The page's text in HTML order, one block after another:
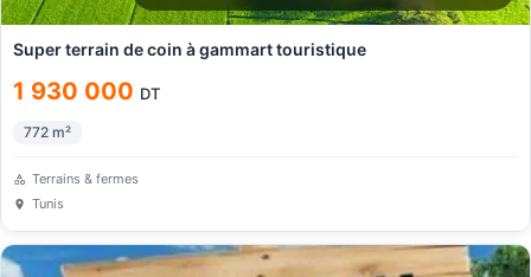
Super terrain de coin à gammart touristique
1 930 000 DT
772 m²
Terrains & fermes
Tunis